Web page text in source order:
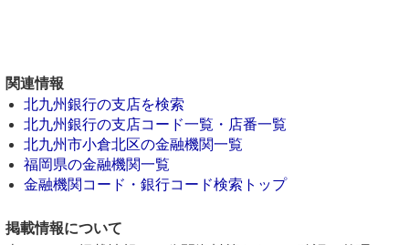
関連情報
北九州銀行の支店を検索
北九州銀行の支店コード一覧・店番一覧
北九州市小倉北区の金融機関一覧
福岡県の金融機関一覧
金融機関コード・銀行コード検索トップ
掲載情報について